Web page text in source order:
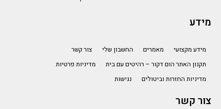
מידע
מידע מקצועי מאמרים החשבון שלי
צור קשר
תקנון האתר הום דקור – רהיטים עם בית
מדיניות פרטיות
מדיניות החזרות וביטולים
נגישות
צור קשר